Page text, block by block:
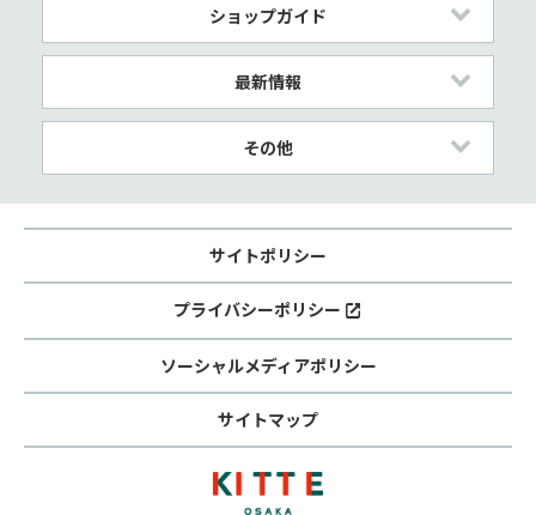
ショップガイド
最新情報
その他
サイトポリシー
プライバシーポリシー
ソーシャルメディアポリシー
サイトマップ